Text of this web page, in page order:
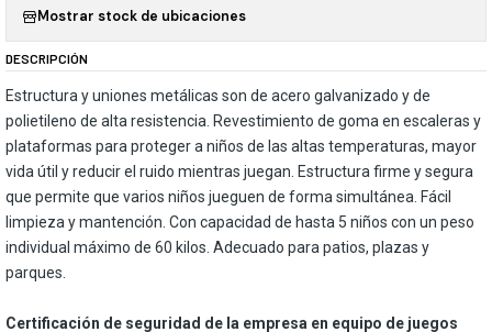
Mostrar stock de ubicaciones
DESCRIPCIÓN
Estructura y uniones metálicas son de acero galvanizado y de
polietileno de alta resistencia. Revestimiento de goma en escaleras y
plataformas para proteger a niños de las altas temperaturas, mayor
vida útil y reducir el ruido mientras juegan. Estructura firme y segura
que permite que varios niños jueguen de forma simultánea. Fácil
limpieza y mantención. Con capacidad de hasta 5 niños con un peso
individual máximo de 60 kilos. Adecuado para patios, plazas y
parques.
Certificación de seguridad de la empresa en equipo de juegos